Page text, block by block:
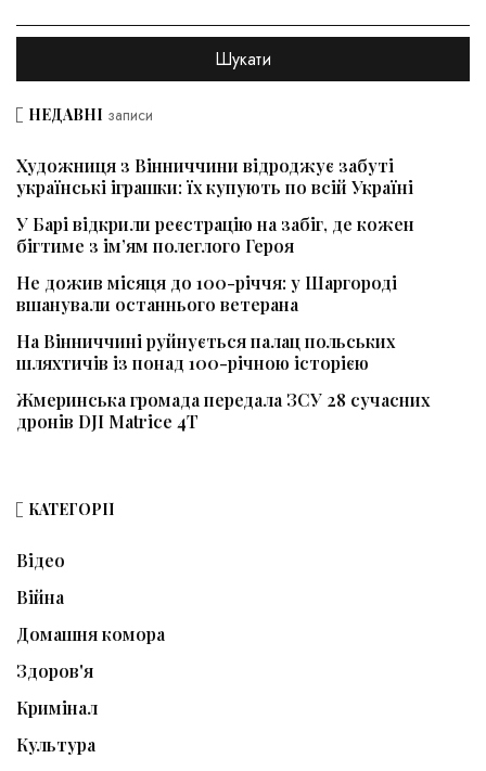
НЕДАВНІ записи
Художниця з Вінниччини відроджує забуті
українські іграшки: їх купують по всій Україні
У Барі відкрили реєстрацію на забіг, де кожен
бігтиме з ім’ям полеглого Героя
Не дожив місяця до 100-річчя: у Шаргороді
вшанували останнього ветерана
На Вінниччині руйнується палац польських
шляхтичів із понад 100-річною історією
Жмеринська громада передала ЗСУ 28 сучасних
дронів DJI Matrice 4T
КАТЕГОРІЇ
Відео
Війна
Домашня комора
Здоров'я
Кримінал
Культура